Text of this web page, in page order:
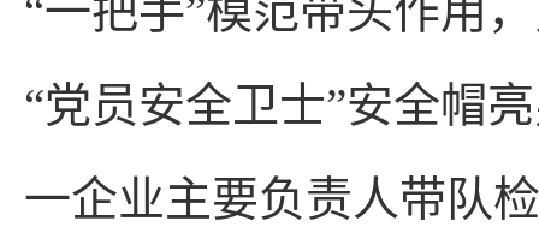
“一把手”模范带头作用
“党员安全卫士”安全帽
一企业主要负责人带队